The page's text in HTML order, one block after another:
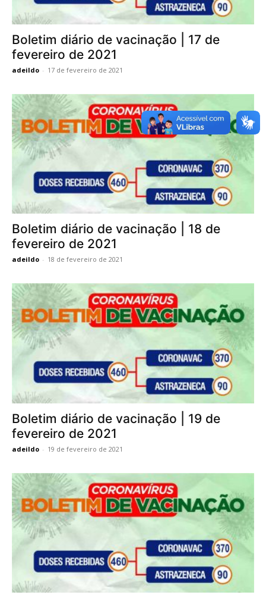
Boletim diário de vacinação | 17 de
fevereiro de 2021
adeildo - 17 de fevereiro de 2021
Boletim diário de vacinação | 18 de
fevereiro de 2021
adeildo - 18 de fevereiro de 2021
Boletim diário de vacinação | 19 de
fevereiro de 2021
adeildo - 19 de fevereiro de 2021